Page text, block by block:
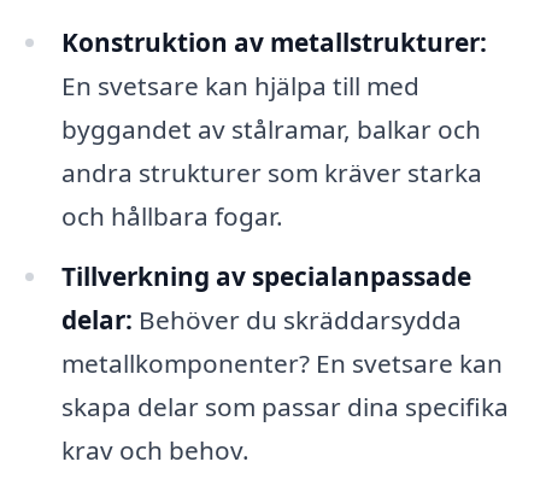
Konstruktion av metallstrukturer:
En svetsare kan hjälpa till med
byggandet av stålramar, balkar och
andra strukturer som kräver starka
och hållbara fogar.
Tillverkning av specialanpassade
delar: Behöver du skräddarsydda
metallkomponenter? En svetsare kan
skapa delar som passar dina specifika
krav och behov.